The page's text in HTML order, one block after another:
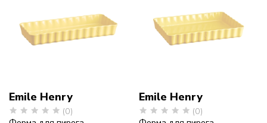
Emile Henry
(0)
Emile Henry
(0)